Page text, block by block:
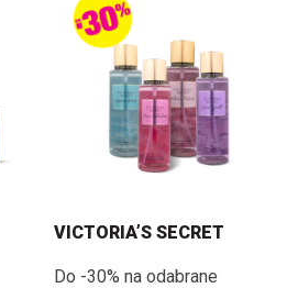
VICTORIA’S SECRET
Do -30% na odabrane